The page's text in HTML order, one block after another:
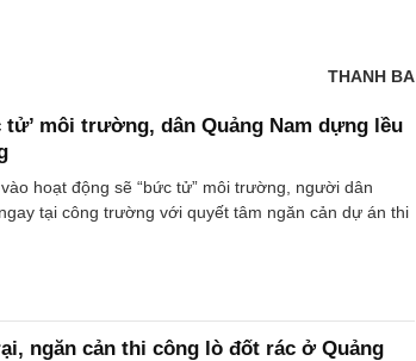
THANH BA
môi trường, dân Quảng Nam dựng lều
hoạt động sẽ “bức tử” môi trường, người dân
tại công trường với quyết tâm ngăn cản dự án thi
ngăn cản thi công lò đốt rác ở Quảng